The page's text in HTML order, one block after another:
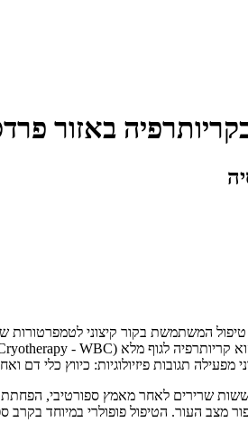
באזור
מפעילה תגובות פיזיולוגיות: כיווץ כלי
שרירים לאחר מאמץ ספורטיבי, הפחתת
מצב העור. הטיפול פופולרי במיוחד